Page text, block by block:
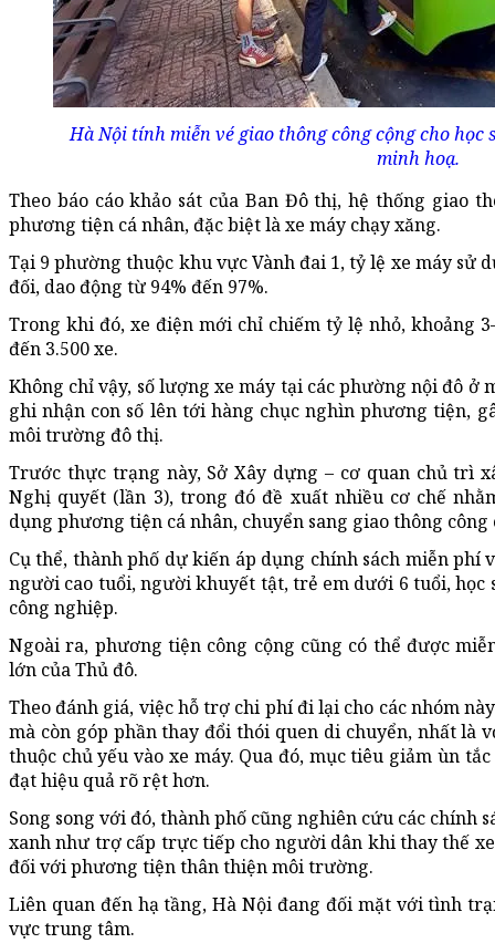
Hà Nội tính miễn vé giao thông công cộng cho học
minh hoạ.
Theo báo cáo khảo sát của Ban Đô thị, hệ thống giao
phương tiện cá nhân, đặc biệt là xe máy chạy xăng.
Tại 9 phường thuộc khu vực Vành đai 1, tỷ lệ xe máy sử
đối, dao động từ 94% đến 97%.
Trong khi đó, xe điện mới chỉ chiếm tỷ lệ nhỏ, khoảng
đến 3.500 xe.
Không chỉ vậy, số lượng xe máy tại các phường nội đô ở
ghi nhận con số lên tới hàng chục nghìn phương tiện,
môi trường đô thị.
Trước thực trạng này, Sở Xây dựng – cơ quan chủ trì
Nghị quyết (lần 3), trong đó đề xuất nhiều cơ chế
dụng phương tiện cá nhân, chuyển sang giao thông công
Cụ thể, thành phố dự kiến áp dụng chính sách miễn phí
người cao tuổi, người khuyết tật, trẻ em dưới 6 tuổi, học
công nghiệp.
Ngoài ra, phương tiện công cộng cũng có thể được
lớn của Thủ đô.
Theo đánh giá, việc hỗ trợ chi phí đi lại cho các nhóm
mà còn góp phần thay đổi thói quen di chuyển, nhất là
thuộc chủ yếu vào xe máy. Qua đó, mục tiêu giảm ùn
đạt hiệu quả rõ rệt hơn.
Song song với đó, thành phố cũng nghiên cứu các chính
xanh như trợ cấp trực tiếp cho người dân khi thay thế
đối với phương tiện thân thiện môi trường.
Liên quan đến hạ tầng, Hà Nội đang đối mặt với tình
vực trung tâm.